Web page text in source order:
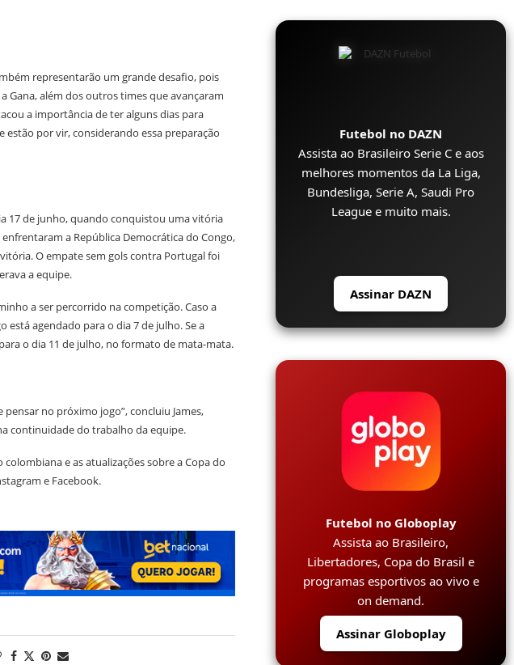
representarão um grande desafio, pois
Gana, além dos outros times que avançaram
a importância de ter alguns dias para
estão por vir, considerando essa preparação
17 de junho, quando conquistou uma vitória
a República Democrática do Congo,
O empate sem gols contra Portugal foi
a equipe.
a ser percorrido na competição. Caso a
está agendado para o dia 7 de julho. Se a
o dia 11 de julho, no formato de mata-mata.
no próximo jogo”, concluiu James,
continuidade do trabalho da equipe.
e as atualizações sobre a Copa do
e Facebook.
Futebol no DAZN
Assista ao Brasileiro Serie C e aos
melhores momentos da La Liga,
Bundesliga, Serie A, Saudi Pro
League e muito mais.
Assinar DAZN
Futebol no Globoplay
Assista ao Brasileiro,
Libertadores, Copa do Brasil e
programas esportivos ao vivo e
on demand.
Assinar Globoplay